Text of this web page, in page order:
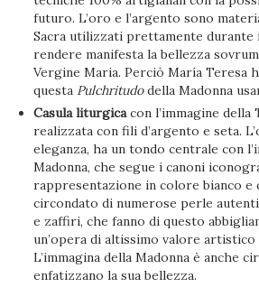
futuro. L’oro e l’argento sono
Sacra utilizzati prettamente durante
rendere manifesta la bellezza
Vergine Maria. Perciò María Teresa
questa Pulchritudodella Madonna
Casula liturgicacon l’immagine della
realizzata con fili d’argento e seta.
eleganza, ha un tondo centrale con
Madonna, che segue i canoni
rappresentazione in colore bianco e
circondato di numerose perle
e zaffiri, che fanno di questo
un’opera di altissimo valore artistico
L’immagina della Madonna è anche
enfatizzano la sua bellezza.